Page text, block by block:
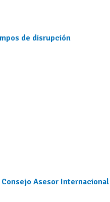
de disrupción
Asesor Internacional